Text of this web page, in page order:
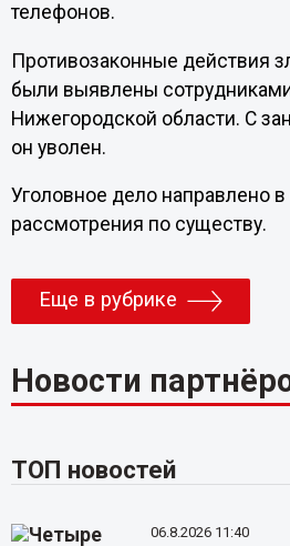
телефонов.
Противозаконные действия
были выявлены
Нижегородской области. С
он уволен.
Уголовное дело направлено в
рассмотрения по существу.
Еще в рубрике
Новости
ТОП новостей
06.8.2026 11:40